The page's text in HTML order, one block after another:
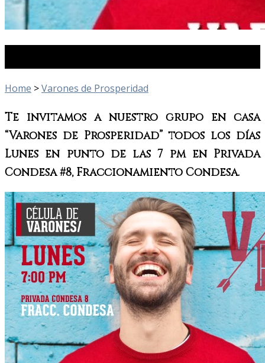
Home >Varones de Prosperidad
Te invitamos a nuestro grupo en casa
“Varones de Prosperidad” todos los días
Lunes en punto de las 7 pm en Privada
Condesa #8, Fraccionamiento Condesa.